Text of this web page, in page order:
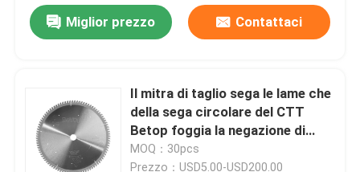
Miglior prezzo Contattaci
Il mitra di taglio sega le lame che
della sega circolare del CTT
Betop foggia la negazione di
TCG per metallo non ferroso
MOQ：30pcs
Prezzo：USD5.00-USD200.00